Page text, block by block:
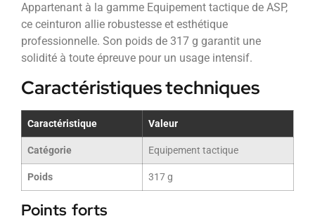
Appartenant à la gamme Equipement tactique de ASP,
ce ceinturon allie robustesse et esthétique
professionnelle. Son poids de 317 g garantit une
solidité à toute épreuve pour un usage intensif.
Caractéristiques techniques
Caractéristique Valeur
Catégorie Equipement tactique
Poids 317 g
Points forts